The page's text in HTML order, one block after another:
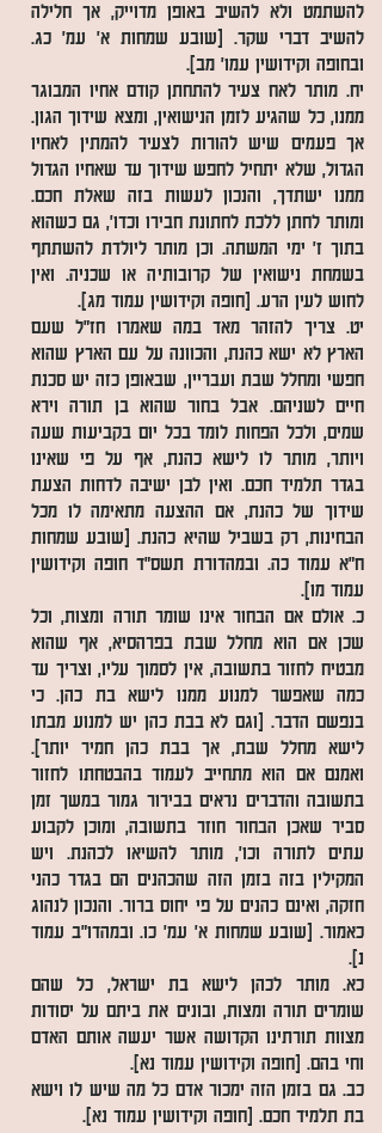
להשתמט ולא להשיב באופן מדוייק, אך חלילה
להשיב דברי שקר. [שובע שמחות א' עמ' כג.
ובחופה וקידושין עמו' מב].
יח. מותר לאח צעיר להתחתן קודם אחיו המבוגר
ממנו, כל שהגיע לזמן הנישואין, ומצא שידוך הגון.
אך פעמים שיש להורות לצעיר להמתין לאחיו
הגדול, שלא יתחיל לחפש שידוך עד שאחיו הגדול
ממנו ישתדך, והנכון לעשות בזה שאלת חכם.
ומותר לחתן ללכת לחתונת חבירו וכדו', גם כשהוא
בתוך ז' ימי המשתה. וכן מותר ליולדת להשתתף
בשמחת נישואין של קרובותיה או שכניה. ואין
לחוש לעין הרע. [חופה וקידושין עמוד מג].
יט. צריך להזהר מאד במה שאמרו חז"ל שעם
הארץ לא ישא כהנת, והכוונה על עם הארץ שהוא
חפשי ומחלל שבת ועבריין, שבאופן כזה יש סכנת
חיים לשניהם. אבל בחור שהוא בן תורה וירא
שמים, ולכל הפחות לומד בכל יום בקביעות שעה
ויותר, מותר לו לישא כהנת, אף על פי שאינו
בגדר תלמיד חכם. ואין לבן ישיבה לדחות הצעת
שידוך של כהנת, אם ההצעה מתאימה לו מכל
הבחינות, רק בשביל שהיא כהנת. [שובע שמחות
ח"א עמוד כה. ובמהדורת תשס"ד חופה וקידושין
עמוד מו].
כ. אולם אם הבחור אינו שומר תורה ומצות, וכל
שכן אם הוא מחלל שבת בפרהסיא, אף שהוא
מבטיח לחזור בתשובה, אין לסמוך עליו, וצריך עד
כמה שאפשר למנוע ממנו לישא בת כהן. כי
בנפשם הדבר. [וגם לא בבת כהן יש למנוע מבתו
לישא מחלל שבת, אך בבת כהן חמיר יותר].
ואמנם אם הוא מתחייב לעמוד בהבטחתו לחזור
בתשובה והדברים נראים בבירור גמור במשך זמן
סביר שאכן הבחור חוזר בתשובה, ומוכן לקבוע
עתים לתורה וכו', מותר להשיאו לכהנת. ויש
המקילין בזה בזמן הזה שהכהנים הם בגדר כהני
חזקה, ואינם כהנים על פי יחוס ברור. והנכון לנהוג
כאמור. [שובע שמחות א' עמ' כו. ובמהדו"ב עמוד
נ].
כא. מותר לכהן לישא בת ישראל, כל שהם
שומרים תורה ומצות, ובונים את ביתם על יסודות
מצוות תורתינו הקדושה אשר יעשה אותם האדם
וחי בהם. [חופה וקידושין עמוד נא].
כב. גם בזמן הזה ימכור אדם כל מה שיש לו וישא
בת תלמיד חכם. [חופה וקידושין עמוד נא].